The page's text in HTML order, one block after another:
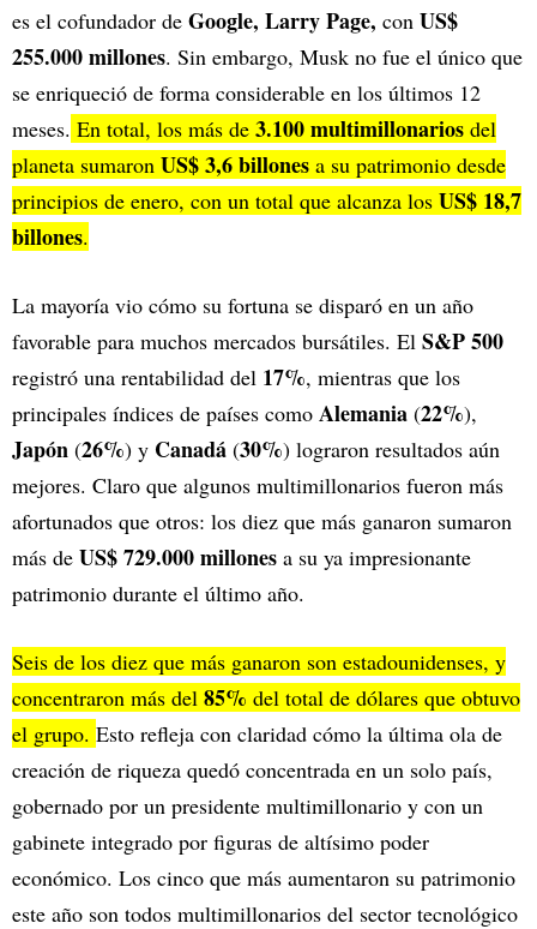
es el cofundador de Google, Larry Page, con US$
255.000 millones. Sin embargo, Musk no fue el único que
se enriqueció de forma considerable en los últimos 12
meses. En total, los más de 3.100 multimillonarios del
planeta sumaron US$ 3,6 billones a su patrimonio desde
principios de enero, con un total que alcanza los US$ 18,7
billones.
La mayoría vio cómo su fortuna se disparó en un año
favorable para muchos mercados bursátiles. El S&P 500
registró una rentabilidad del 17%, mientras que los
principales índices de países como Alemania (22%),
Japón (26%) y Canadá (30%) lograron resultados aún
mejores. Claro que algunos multimillonarios fueron más
afortunados que otros: los diez que más ganaron sumaron
más de US$ 729.000 millones a su ya impresionante
patrimonio durante el último año.
Seis de los diez que más ganaron son estadounidenses, y
concentraron más del 85% del total de dólares que obtuvo
el grupo. Esto refleja con claridad cómo la última ola de
creación de riqueza quedó concentrada en un solo país,
gobernado por un presidente multimillonario y con un
gabinete integrado por figuras de altísimo poder
económico. Los cinco que más aumentaron su patrimonio
este año son todos multimillonarios del sector tecnológico